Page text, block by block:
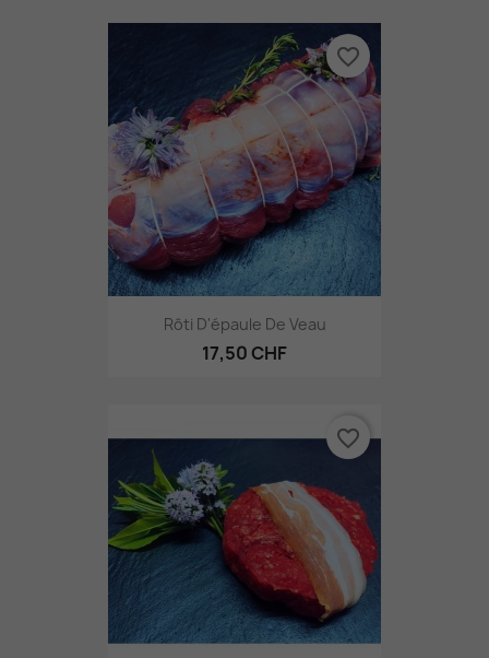
Rôti D'épaule De Veau
17,50 CHF
favorite_border
favorite_border